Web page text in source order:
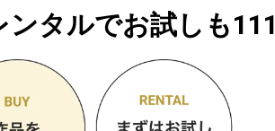
ンタルでお試しも111